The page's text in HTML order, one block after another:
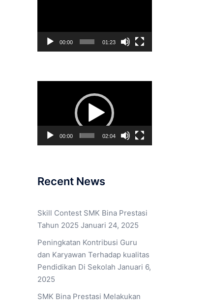
00:00 01:23
00:00 02:04
Recent News
Skill Contest SMK Bina Prestasi
Tahun 2025 Januari 24, 2025
Peningkatan Kontribusi Guru
dan Karyawan Terhadap kualitas
Pendidikan Di Sekolah Januari 6,
2025
SMK Bina Prestasi Melakukan